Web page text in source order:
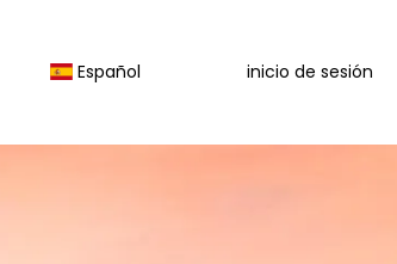
Español inicio de sesión